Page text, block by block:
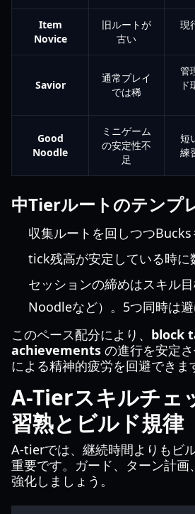
Item
Novice
旧ルートが
古い
現
Savior
通常プレイ
では稀
管
Good
Noodle
ミニゲーム
の安定性不
足
短
練
中Tierルートのテンプ
収集ルートを回しつつBucks
tick残高が安定している時に
セッションの締めはスキル
Noodleなど）。5つ同時は避
このペース配分により、 block
achievements の進行を安定
による精神的疲労を回避できま
A-Tierスキルチェ
習熟とビルド規律
A-tierでは、継続時間よりもビ
重要です。ガード、ターン計画
強化しましょう。